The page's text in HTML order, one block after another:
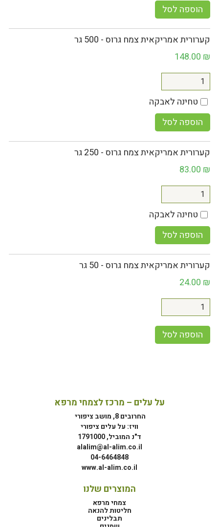
הוספה לסל
קערורית אמריקאית צמח גרוס - 500 גר
148.00 ₪
טחינה לאבקה
הוספה לסל
קערורית אמריקאית צמח גרוס - 250 גר
83.00 ₪
טחינה לאבקה
הוספה לסל
קערורית אמריקאית צמח גרוס - 50 גר
24.00 ₪
הוספה לסל
על עלים – מרכז לצמחי מרפא
החרובים 8, מושב ציפורי
וויז: על עלים ציפורי
ד"נ המוביל, 1791000
alalim@al-alim.co.il
04-6464848
www.al-alim.co.il
המוצרים שלנו
צמחי מרפא
חליטות להנאה
תבלינים